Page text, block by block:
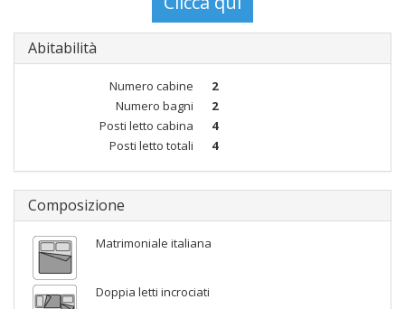
Abitabilità
Numero cabine
2
Numero bagni
2
Posti letto cabina
4
Posti letto totali
4
Composizione
Matrimoniale italiana
Doppia letti incrociati